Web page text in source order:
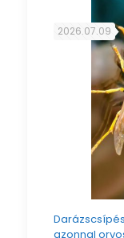
2026.07.09
azonnal